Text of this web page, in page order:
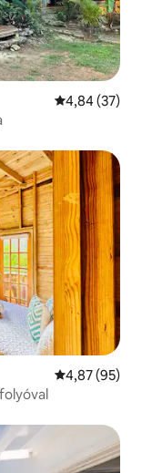
Átlagos
4,84 (37)
Átlagos
4,87 (95)